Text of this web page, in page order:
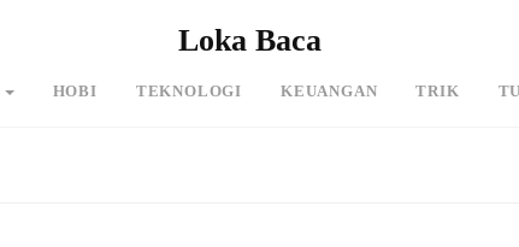
Loka Baca
HOBI TEKNOLOGI KEUANGAN TRIK